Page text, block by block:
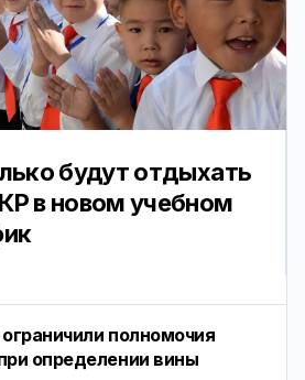
будут отдыхать
в новом учебном
полномочия
определении вины